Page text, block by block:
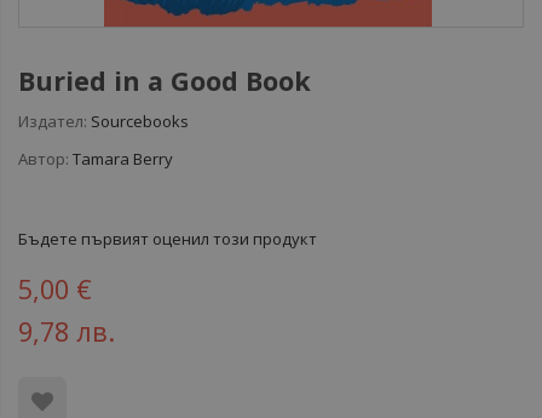
Buried in a Good Book
Издател: Sourcebooks
Автор: Tamara Berry
Бъдете първият оценил този продукт
5,00 €
9,78 лв.